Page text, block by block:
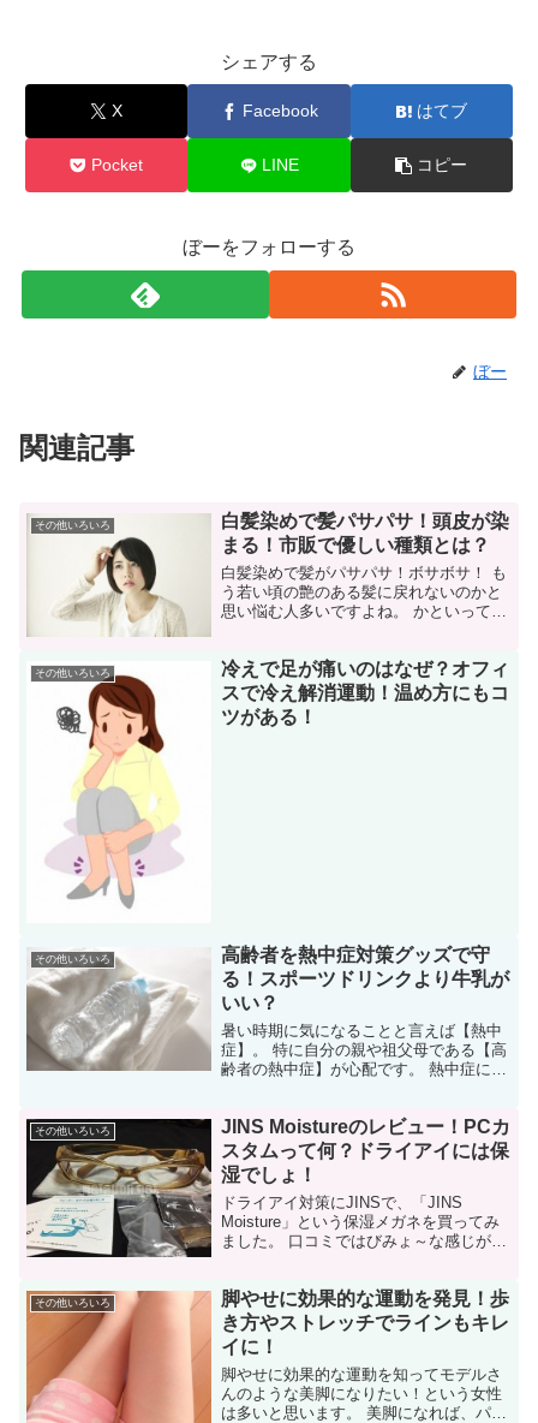
シェアする
X Facebook はてブ
Pocket LINE コピー
ぼーをフォローする
ぼー
関連記事
その他いろいろ
白髪染めで髪パサパサ！頭皮が染
まる！市販で優しい種類とは？
白髪染めで髪がパサパサ！ボサボサ！ も
う若い頃の艶のある髪に戻れないのかと
思い悩む人多いですよね。 かといって、
宅でできる改善策をとりあえず全部やっ
てみませんか。 そ...
その他いろいろ
冷えで足が痛いのはなぜ？オフィ
スで冷え解消運動！温め方にもコ
ツがある！
その他いろいろ
高齢者を熱中症対策グッズで守
る！スポーツドリンクより牛乳が
いい？
暑い時期に気になることと言えば【熱中
症】。 特に自分の親や祖父母である【高
齢者の熱中症】が心配です。 熱中症にな
まっている高齢者ならではの、熱中症対
策をお伝えしていき...
その他いろいろ
JINS Moistureのレビュー！PCカ
スタムって何？ドライアイには保
湿でしょ！
ドライアイ対策にJINSで、「JINS
Moisture」という保湿メガネを買ってみ
ました。 口コミではびみょ～な感じが多
をも掴む気持ちで購入。 で、どんな感じ
な...
その他いろいろ
脚やせに効果的な運動を発見！歩
き方やストレッチでラインもキレ
イに！
脚やせに効果的な運動を知ってモデルさ
んのような美脚になりたい！という女性
は多いと思います。 美脚になれば、パン